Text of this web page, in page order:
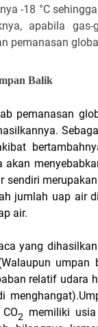
-18 °C
apabila
pemanasan
Balik
pemanasan
akan
sendiri
jumlah uap air
air.
yang
relatif udara
2 memiliki